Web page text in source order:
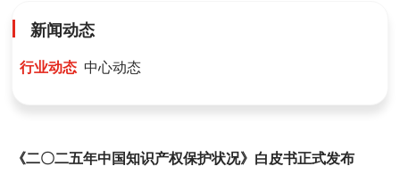
新闻动态
行业动态 中心动态
《二〇二五年中国知识产权保护状况》白皮书正式发布